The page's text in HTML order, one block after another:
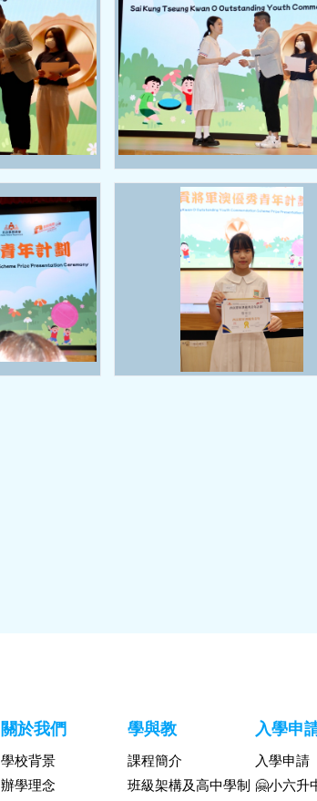
關於我們
學校背景
辦學理念
學與教
課程簡介
班級架構及高中學制
入學申
入學申請
🤗小六升